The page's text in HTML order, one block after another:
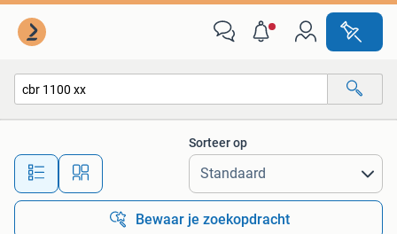
Alle afstanden…
Sorteer op
Bewaar je zoekopdracht